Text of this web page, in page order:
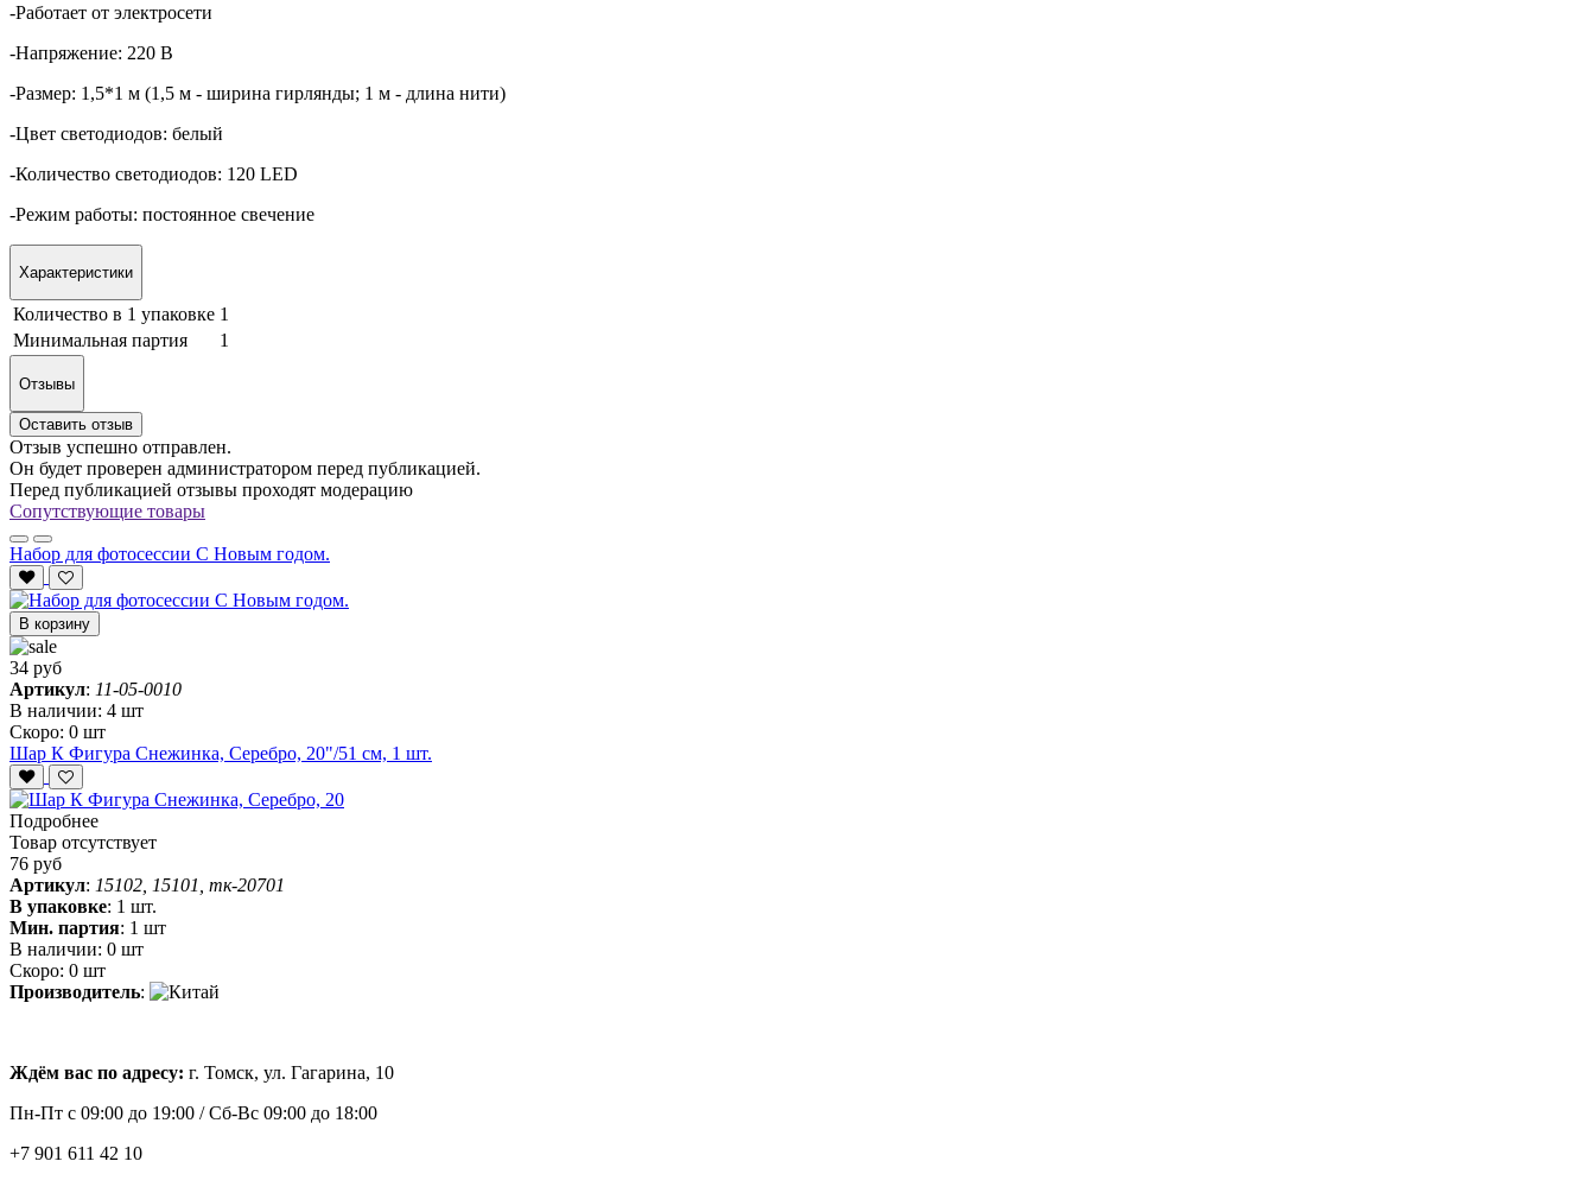
-Работает от электросети
-Напряжение: 220 В
-Размер: 1,5*1 м (1,5 м - ширина гирлянды; 1 м - длина нити)
-Цвет светодиодов: белый
-Количество светодиодов: 120 LED
-Режим работы: постоянное свечение
Характеристики
Количество в 1 упаковке 1
Минимальная партия
1
Отзывы
Оставить отзыв
Отзыв успешно отправлен.
Он будет проверен администратором перед публикацией.
Перед публикацией отзывы проходят модерацию
Сопутствующие товары
Набор для фотосессии С Новым годом.
В корзину
34 руб
Артикул: 11-05-0010
В наличии: 4 шт
Скоро: 0 шт
Шар К Фигура Снежинка, Серебро, 20"/51 см, 1 шт.
Подробнее
Товар отсутствует
76 руб
Артикул: 15102, 15101, тк-20701
В упаковке: 1 шт.
Мин. партия: 1 шт
В наличии: 0 шт
Скоро: 0 шт
Производитель:
Ждём вас по адресу: г. Томск, ул. Гагарина, 10
Пн-Пт с 09:00 до 19:00 /Сб-Вс 09:00 до 18:00
+7 901 611 42 10